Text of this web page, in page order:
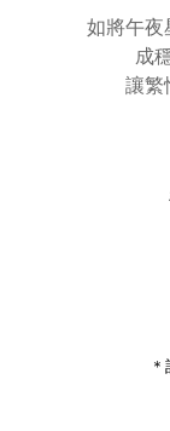
如將午夜
成
讓繁